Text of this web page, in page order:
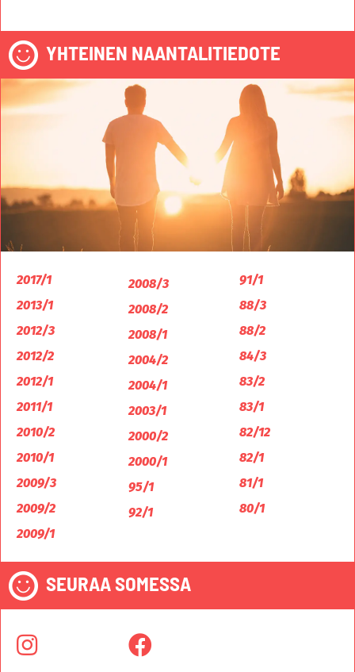
YHTEINEN NAANTALITIEDOTE
2017/1
2013/1
2012/3
2012/2
2012/1
2011/1
2010/2
2010/1
2009/3
2009/2
2009/1
2008/3
2008/2
2008/1
2004/2
2004/1
2003/1
2000/2
2000/1
95/1
92/1
91/1
88/3
88/2
84/3
83/2
83/1
82/12
82/1
81/1
80/1
SEURAA SOMESSA